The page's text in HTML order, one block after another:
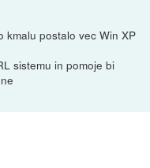
kmalu postalo vec Win XP
sistemu in pomoje bi